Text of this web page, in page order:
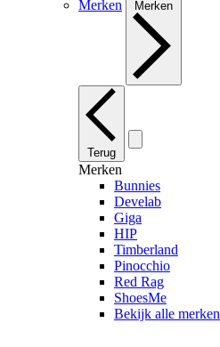
Merken
Merken
Terug
Merken
Bunnies
Develab
Giga
HIP
Timberland
Pinocchio
Red Rag
ShoesMe
Bekijk alle merken